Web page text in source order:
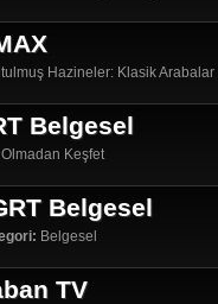
Hazineler: Klasik Arabalar
Belgesel
Keşfet
Belgesel
Belgesel
TV